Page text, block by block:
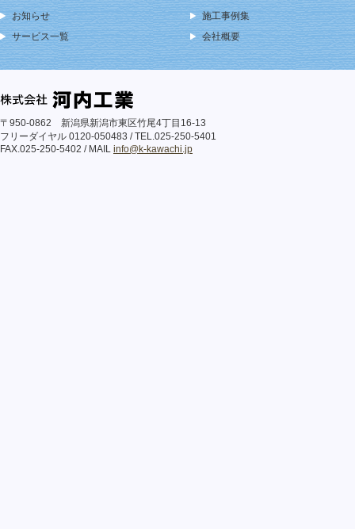
お知らせ
サービス一覧
施工事例集
会社概要
〒950-0862 新潟県新潟市東区竹尾4丁目16-13
フリーダイヤル 0120-050483 / TEL.025-250-5401
FAX.025-250-5402 / MAIL info@k-kawachi.jp